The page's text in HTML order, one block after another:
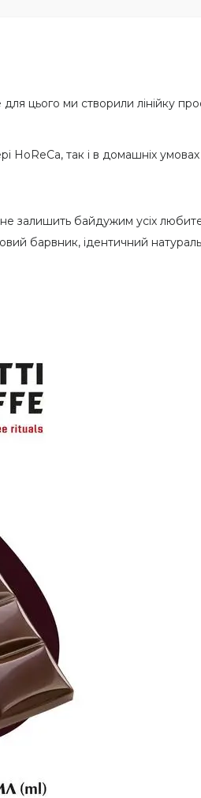
цього ми створили лінійку
HoReCa, так і в домашніх умовах
залишить байдужим усіх
барвник, ідентичний